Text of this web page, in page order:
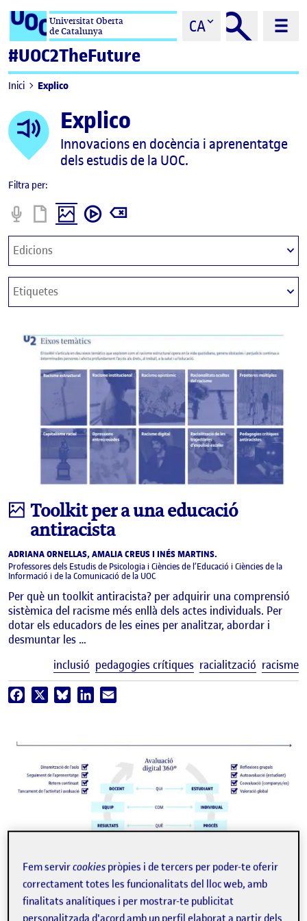
Saltar al contingutUniversitat Oberta
de Catalunya
CA
#UOC2TheFuture
Inici Explico
Explico
Innovacions en docència i aprenentatge
dels estudis de la UOC.
Filtra per:
PodcastInformeimatgevideo
Infografia
Toolkit per a una educació
antiracista
ADRIANA ORNELLAS, AMALIA CREUS I INÉS MARTINS.
Professores dels Estudis de Psicologia i Ciències de l’Educació i Ciències de la
Informació i de la Comunicació de la UOC
Per què un toolkit antiracista? per adquirir una comprensió
sistèmica del racisme més enllà dels actes individuals. Per
dotar els educadors de les eines per analitzar, abordar i
desmuntar les …
inclusió pedagogies crítiques racialització racisme
Facebook BlueskyLinkedIn
Fem servircookies pròpies i de tercers per poder-te oferir
correctament totes les funcionalitats del lloc web, amb
finalitats analítiques i per mostrar-te publicitat